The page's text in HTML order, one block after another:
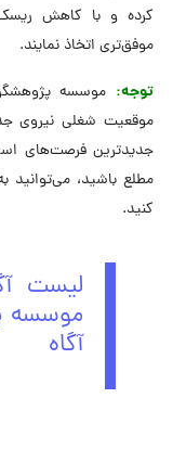
کرده و با کاهش
موفق‌تری اتخاذ نمایند.
توجه:
موقعیت شغلی نیروی
جدیدترین فرصت‌های
مطلع باشید،
کنید.
لیست
موسسه
آگاه